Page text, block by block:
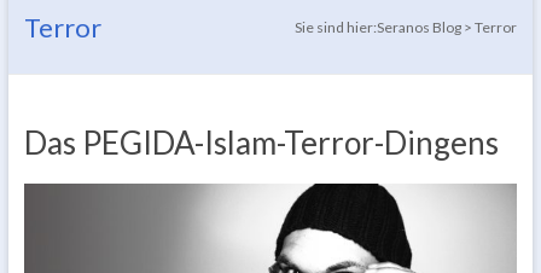
Terror Sie sind hier:Seranos Blog >Terror
Das PEGIDA-Islam-Terror-Dingens